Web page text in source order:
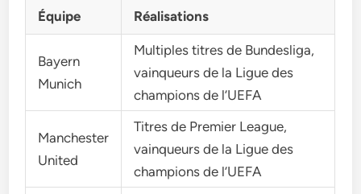
Équipe Réalisations
Bayern
Munich
Multiples titres de Bundesliga,
vainqueurs de la Ligue des
champions de l’UEFA
Manchester
United
Titres de Premier League,
vainqueurs de la Ligue des
champions de l’UEFA